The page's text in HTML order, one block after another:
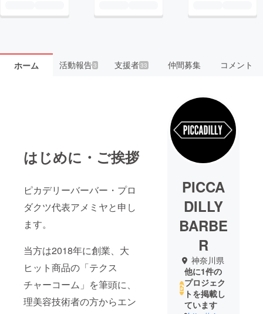
ホーム 活動報告3 支援者33 仲間募集 コメント
はじめに・ご挨拶
ピカデリーバーバー・プロ
ダクツ代表アメミヤと申し
ます。
当方は2018年に創業、大
ヒット商品の「テクス
チャーコーム」を筆頭に、
理美容技術者の方からエン
PICCA
DILLY
BARBE
R
神奈川県
他に1件の
プロジェク
トを掲載し
ています